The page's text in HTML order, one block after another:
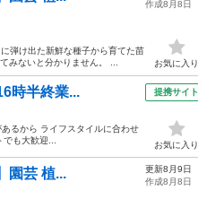
弾け出た新鮮な種子から育てた苗
みないと分かりません。 ...
作成8月8日
お気に入り
時半終業...
るから ライフスタイルに合わせ
も大歓迎...
提携サイト
お気に入り
園芸 植...
更新8月9日
作成8月8日